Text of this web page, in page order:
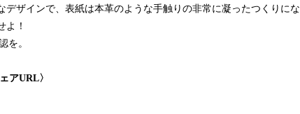
ザインで、表紙は本革のような手触りの非常に凝ったつくりにな
よ！
を。
アURL〉